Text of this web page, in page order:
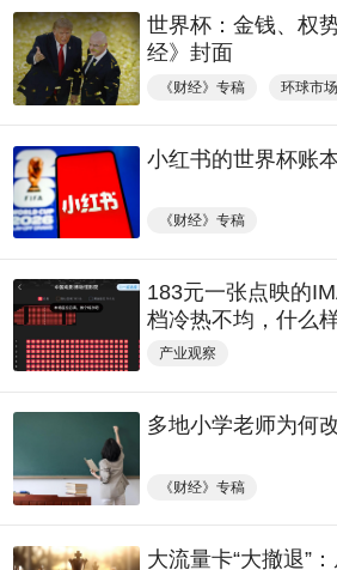
世界杯：金钱、权
经》封面
《财经》专稿 环球市场
小红书的世界杯账
《财经》专稿
183元一张点映的
档冷热不均，什么
费？
产业观察
多地小学老师为何
《财经》专稿
大流量卡“大撤退”